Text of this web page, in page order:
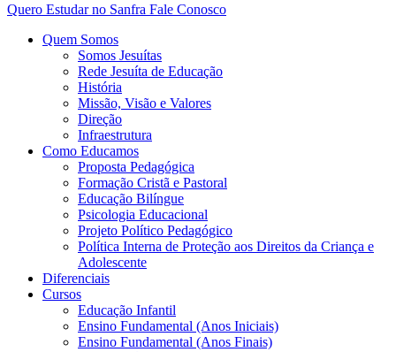
Quero Estudar no Sanfra Fale Conosco
Quem Somos
Somos Jesuítas
Rede Jesuíta de Educação
História
Missão, Visão e Valores
Direção
Infraestrutura
Como Educamos
Proposta Pedagógica
Formação Cristã e Pastoral
Educação Bilíngue
Psicologia Educacional
Projeto Político Pedagógico
Política Interna de Proteção aos Direitos da Criança e
Adolescente
Diferenciais
Cursos
Educação Infantil
Ensino Fundamental (Anos Iniciais)
Ensino Fundamental (Anos Finais)